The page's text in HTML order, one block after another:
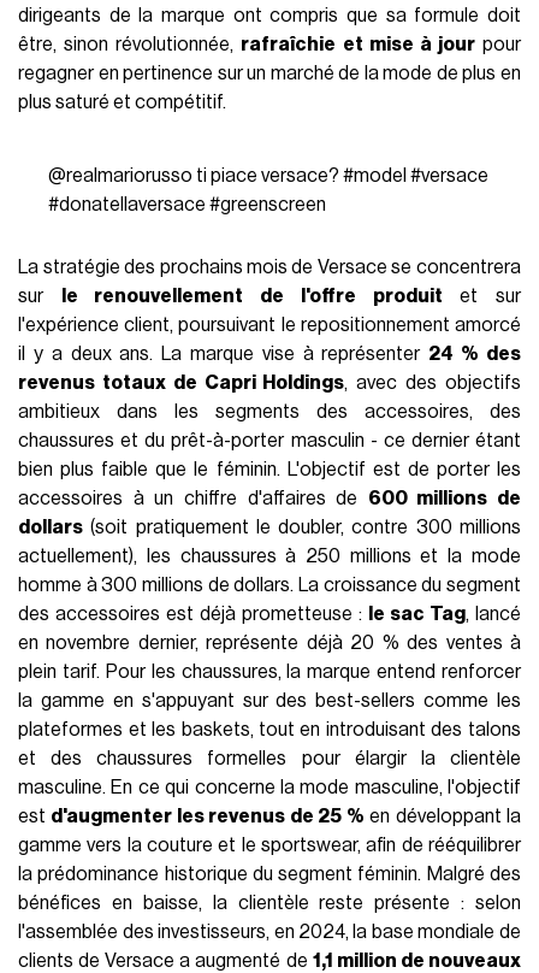
dirigeants de la marque ont compris que sa formule doit
être, sinon révolutionnée, rafraîchie et mise à jourpour
regagner en pertinence sur un marché de la mode de plus en
plus saturé et compétitif.
@realmariorusso ti piace versace? #model #versace
#donatellaversace #greenscreen
La stratégie des prochains mois de Versace se concentrera
sur
le renouvellement de l'offre produit et sur
l'expérience client, poursuivant le repositionnement amorcé
il y a deux ans. La marque vise à représenter 24 % des
revenus totaux de Capri Holdings, avec des objectifs
ambitieux dans les segments des accessoires, des
chaussures et du prêt-à-porter masculin - ce dernier étant
bien plus faible que le féminin. L'objectif est de porter les
accessoires à un chiffre d'affaires de 600 millions de
dollars (soit pratiquement le doubler, contre 300 millions
actuellement), les chaussures à 250 millions et la mode
homme à 300 millions de dollars. La croissance du segment
des accessoires est déjà prometteuse :
le sac Tag, lancé
en novembre dernier, représente déjà 20 % des ventes à
plein tarif. Pour les chaussures, la marque entend renforcer
la gamme en s'appuyant sur des best-sellers comme les
plateformes et les baskets, tout en introduisant des talons
et des chaussures formelles pour élargir la clientèle
masculine. En ce qui concerne la mode masculine, l'objectif
est d'augmenter les revenus de 25 % en développant la
gamme vers la couture et le sportswear, afin de rééquilibrer
la prédominance historique du segment féminin. Malgré des
bénéfices en baisse, la clientèle reste présente : selon
l'assemblée des investisseurs, en 2024, la base mondiale de
clients de Versace a augmenté de 1,1 million de nouveaux